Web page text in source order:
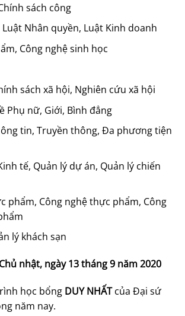
sách công
Nhân quyền, Luật Kinh doanh
Công nghệ sinh học
sách xã hội, Nghiên cứu xã hội
Phụ nữ, Giới, Bình đẳng
tin, Truyền thông, Đa phương tiện
tế, Quản lý dự án, Quản lý chiến
phẩm, Công nghệ thực phẩm, Công
lý khách sạn
nhật, ngày 13 tháng 9 năm 2020
học bổng DUY NHẤTcủa Đại sứ
năm nay.